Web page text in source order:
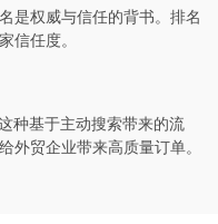
是权威与信任的背书。排名
信任度。
种基于主动搜索带来的流
外贸企业带来高质量订单。